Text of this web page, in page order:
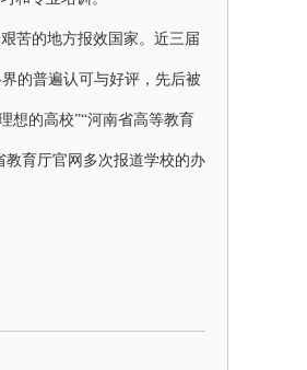
苦的地方报效国家。近三届
的普遍认可与好评，先后被
想的高校”“河南省高等教育
教育厅官网多次报道学校的办